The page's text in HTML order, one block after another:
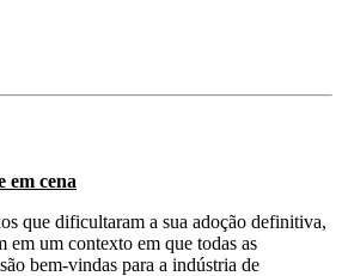
em cena
que dificultaram a sua adoção definitiva,
em um contexto em que todas as
bem-vindas para a indústria de